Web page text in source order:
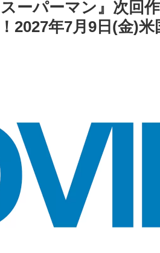
ーパーマン』次回
年7月9日(金)米